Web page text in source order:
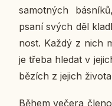
sa­mot­ných
psaní svých děl
nost. Každý z nich
je třeba hledat v
bě­zích z jejich
Během večera